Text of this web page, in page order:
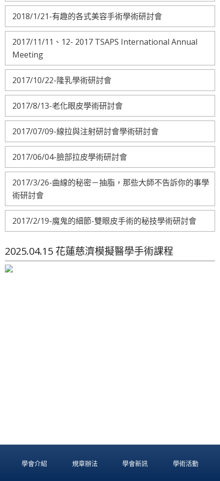
2018/1/21-有趣的各式美容手術學術研討會
2017/11/11、12- 2017 TSAPS International Annual
Meeting
2017/10/22-隆乳學術研討會
2017/8/13-老化眼皮學術研討會
2017/07/09-線拉與注射研討會學術研討會
2017/06/04-臉部拉皮學術研討會
2017/3/26-曲線的秘密－抽脂，那些大師不告訴你的事學
術研討會
2017/2/19-魔鬼的細節-雙眼皮手術的秘技學術研討會
2025.04.15 花蓮慈濟模擬醫學手術課程
學會介紹 規章辦法 學會新訊 學術活動